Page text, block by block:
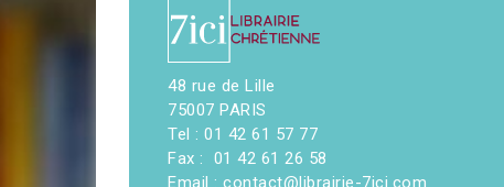
48 rue de Lille
75007 PARIS
Tel : 01 42 61 57 77
Fax : 01 42 61 26 58
Email : contact@librairie-7ici.com